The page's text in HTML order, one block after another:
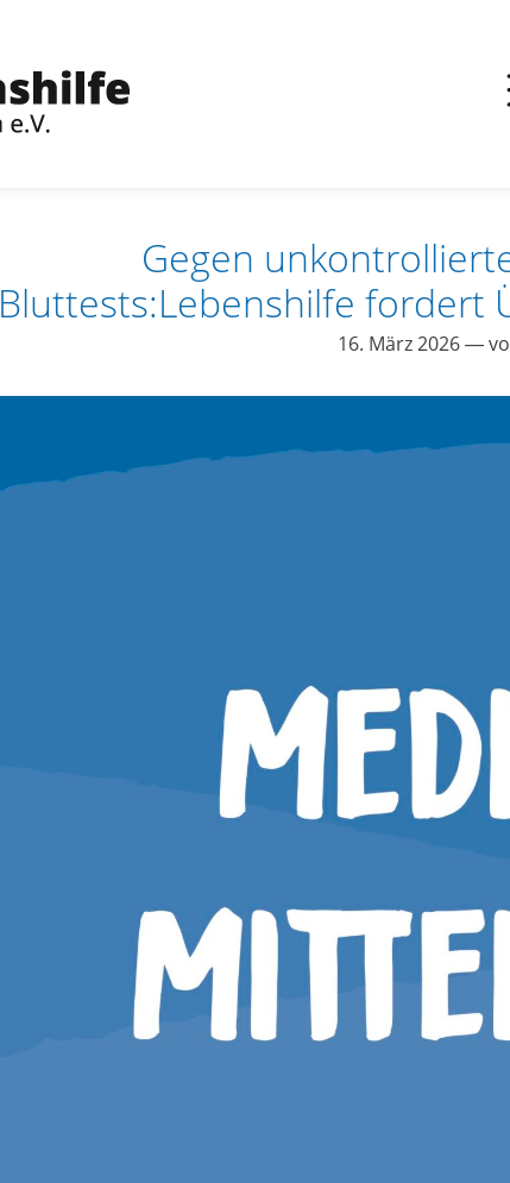
Gegen
Bluttests:Lebenshilfe fordert
16. März 2026—